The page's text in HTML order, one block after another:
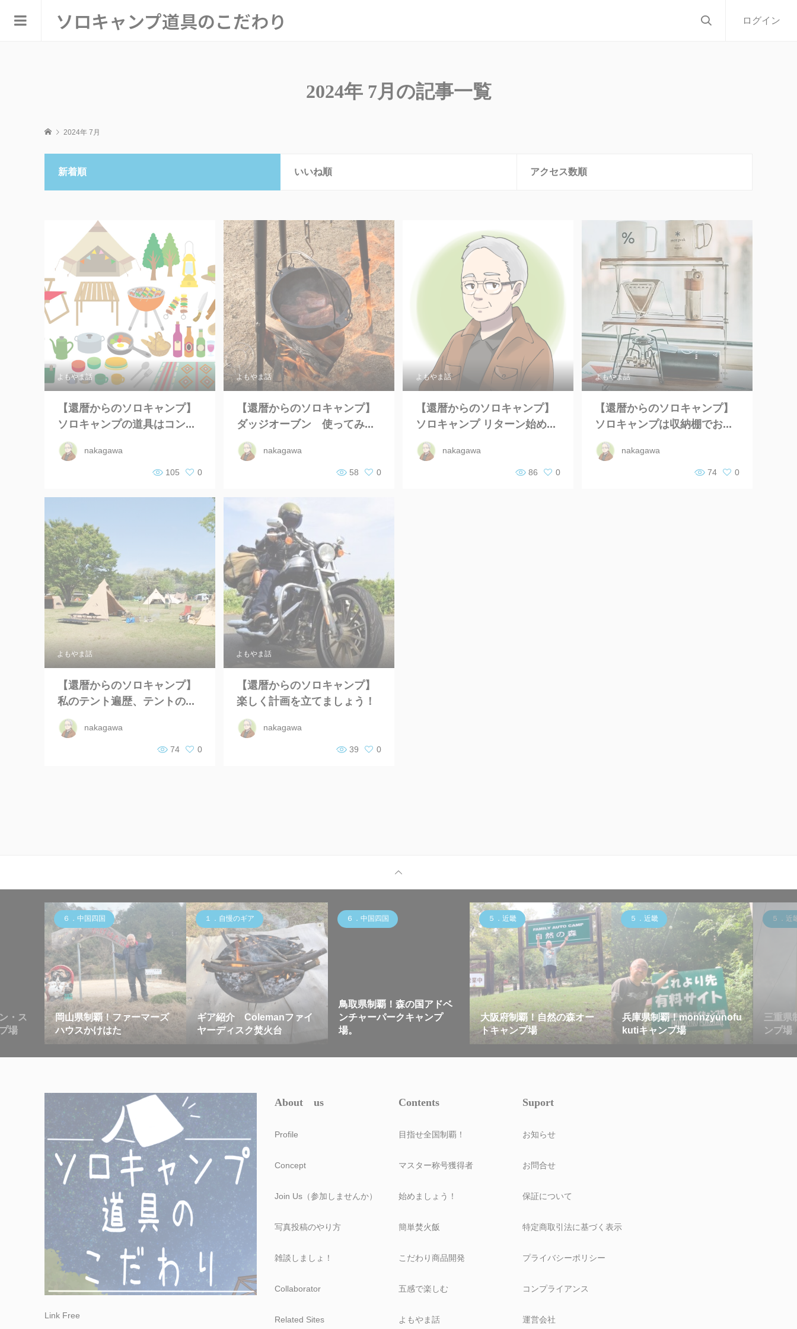
ソロキャンプ道具のこだわり ログイン
2024年 7月の記事一覧
2024年 7月
新着順 いいね順 アクセス数順
よもやま話
【還暦からのソロキャンプ】
ソロキャンプの道具はコン...
nakagawa
105 0
よもやま話
【還暦からのソロキャンプ】
ダッジオーブン 使ってみ...
nakagawa
58 0
よもやま話
【還暦からのソロキャンプ】
ソロキャンプ リターン始め...
nakagawa
86 0
よもやま話
【還暦からのソロキャンプ】
ソロキャンプは収納棚でお...
nakagawa
74 0
よもやま話
【還暦からのソロキャンプ】
私のテント遍歴、テントの...
nakagawa
74 0
よもやま話
【還暦からのソロキャンプ】
楽しく計画を立てましょう！
nakagawa
39 0
・ス
場
６．中国四国
岡山県制覇！ファーマーズ
ハウスかけはた
１．自慢のギア
ギア紹介 Colemanファイ
ヤーディスク焚火台
６．中国四国
鳥取県制覇！森の国アドベ
ンチャーパークキャンプ
場。
５．近畿
大阪府制覇！自然の森オー
トキャンプ場
５．近畿
兵庫県制覇！monnzyunofu
kutiキャンプ場
５．近
三重県
ンプ
Link Free
About us
Profile
Concept
Join Us（参加しませんか）
写真投稿のやり方
雑談しましょ！
Collaborator
Related Sites
Contents
目指せ全国制覇！
マスター称号獲得者
始めましょう！
簡単焚火飯
こだわり商品開発
五感で楽しむ
よもやま話
Suport
お知らせ
お問合せ
保証について
特定商取引法に基づく表示
プライバシーポリシー
コンプライアンス
運営会社